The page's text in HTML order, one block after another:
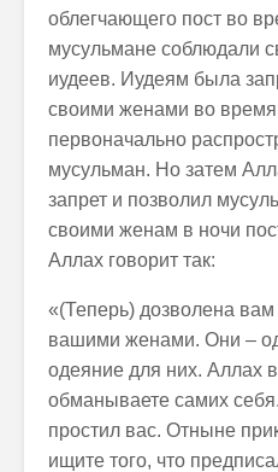
облегчающего пост во
мусульмане соблюдали
иудеев. Иудеям была
своими женами во время
первоначально
мусульман. Но затем
запрет и позволил
своими женам в ночи
Аллах говорит так:
«(Теперь) дозволена вам
вашими женами. Они –
одеяние для них. Аллах
обманываете самих
простил вас. Отныне
ищите того, что